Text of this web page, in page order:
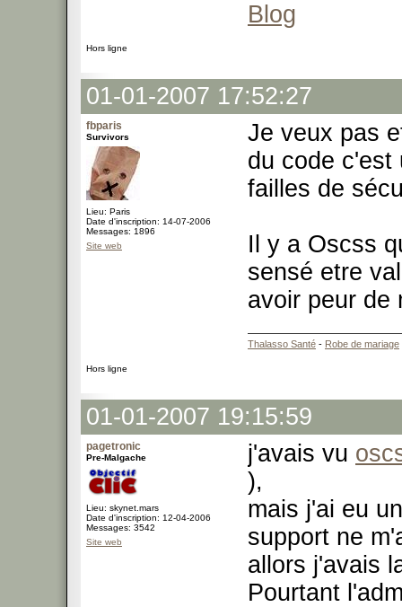
Blog
Hors ligne
01-01-2007 17:52:27
fbparis
Survivors
Lieu: Paris
Date d'inscription: 14-07-2006
Messages: 1896
Site web
Je veux pas
du code c'est
failles de
Il y a Oscss
sensé etre
avoir peur de
Thalasso Santé - Robe de mariage
Hors ligne
01-01-2007 19:15:59
pagetronic
Pre-Malgache
Lieu: skynet.mars
Date d'inscription: 12-04-2006
Messages: 3542
Site web
j'avais vu
),
mais j'ai eu
support ne
allors j'avais
Pourtant